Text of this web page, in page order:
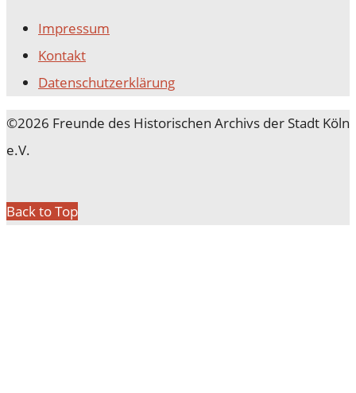
Impressum
Kontakt
Datenschutz­erklärung
©2026 Freunde des Historischen Archivs der Stadt Köln
e.V.
Back to Top